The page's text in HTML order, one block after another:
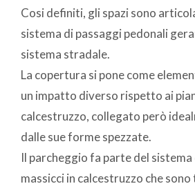
Cosi definiti, gli spazi sono
sistema di passaggi pedonali
sistema stradale.
La copertura si pone come
un impatto diverso rispetto ai
calcestruzzo, collegato però
dalle sue forme spezzate.
Il parcheggio fa parte del sistema
massicci in calcestruzzo che